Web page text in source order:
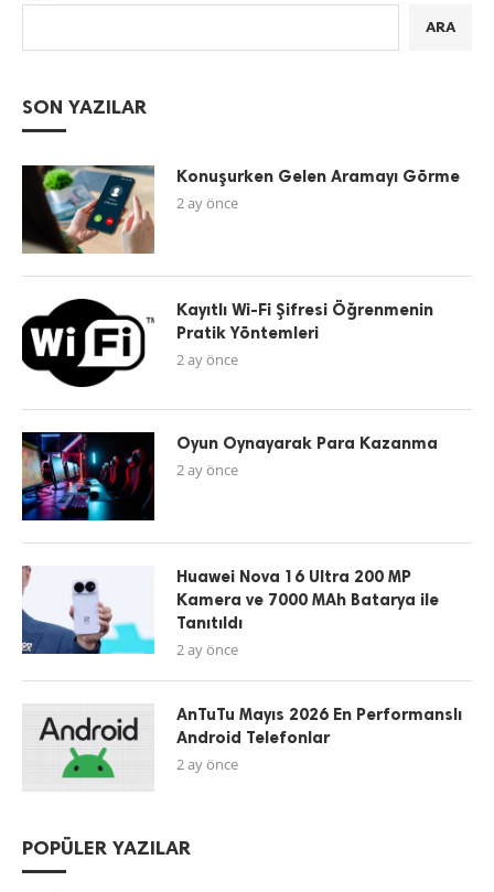
ARA
SON YAZILAR
Konuşurken Gelen Aramayı Görme
2 ay önce
Kayıtlı Wi-Fi Şifresi Öğrenmenin
Pratik Yöntemleri
2 ay önce
Oyun Oynayarak Para Kazanma
2 ay önce
Huawei Nova 16 Ultra 200 MP
Kamera ve 7000 MAh Batarya ile
Tanıtıldı
2 ay önce
AnTuTu Mayıs 2026 En Performanslı
Android Telefonlar
2 ay önce
POPÜLER YAZILAR